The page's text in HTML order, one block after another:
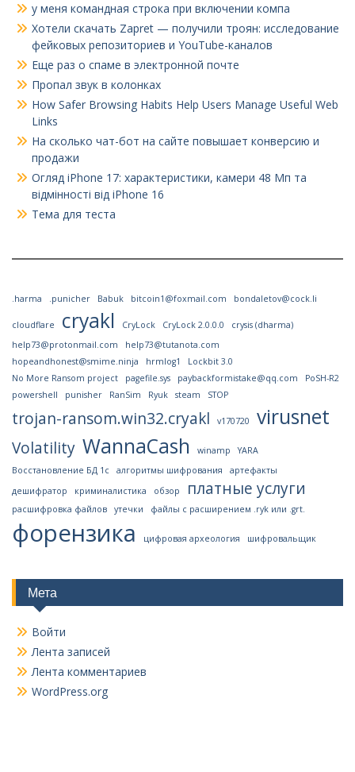
у меня командная строка при включении компа
Хотели скачать Zapret — получили троян: исследование
фейковых репозиториев и YouTube-каналов
Еще раз о спаме в электронной почте
Пропал звук в колонках
How Safer Browsing Habits Help Users Manage Useful Web
Links
На сколько чат-бот на сайте повышает конверсию и
продажи
Огляд iPhone 17: характеристики, камери 48 Мп та
відмінності від iPhone 16
Тема для теста
.harma .punicher Babuk bitcoin1@foxmail.com bondaletov@cock.li
cloudflare cryakl CryLock CryLock 2.0.0.0
crysis (dharma)
help73@protonmail.com
help73@tutanota.com
hopeandhonest@smime.ninja
hrmlog1
Lockbit 3.0
No More Ransom project
pagefile.sys paybackformistake@qq.com
PoSH-R2
powershell
punisher RanSim Ryuk steam STOP
trojan-ransom.win32.cryakl v170720 virusnet
Volatility WannaCash winamp
YARA
Восстановление БД 1с
алгоритмы шифрования
артефакты
дешифратор
криминалистика обзор платные услуги
расшифровка файлов утечки файлы с расширением .ryk или .grt.
форензика цифровая археология шифровальщик
Мета
Войти
Лента записей
Лента комментариев
WordPress.org